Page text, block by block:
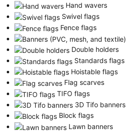
Hand wavers
Swivel flags
Fence flags
Double holders
Standards flags
Hoistable flags
Flag scarves
TIFO flags
3D Tifo banners
Block flags
Lawn banners